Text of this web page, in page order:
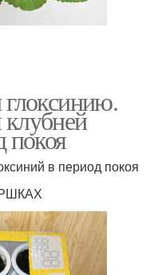
покоя
в период покоя